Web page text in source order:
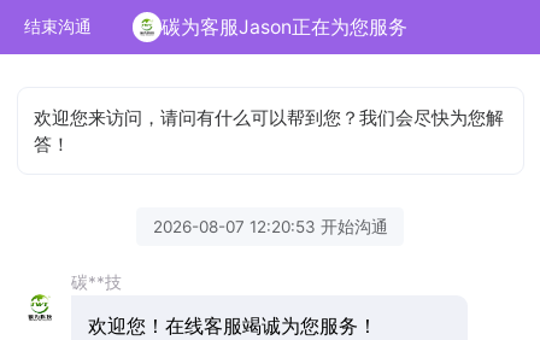
结束沟通 碳为客服Jason正在为您服务
欢迎您来访问，请问有什么可以帮到您？我们会尽快为您解
答！
2026-08-07 12:20:53 开始沟通
碳**技
欢迎您！在线客服竭诚为您服务！